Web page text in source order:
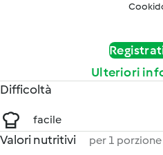
Ulteriori
Difficoltà
facile
Valori nutritivi per 1 porzione